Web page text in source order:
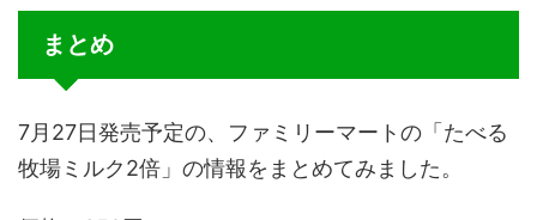
まとめ
7月27日発売予定の、ファミリーマートの「たべる
牧場ミルク2倍」の情報をまとめてみました。